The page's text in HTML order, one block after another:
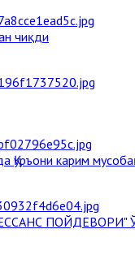
чиқди
Қуръони карим